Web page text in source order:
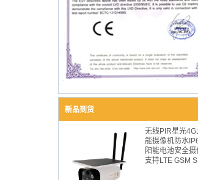
新品到货
无线PIR星光4G
能摄像机防水
阳能电池安全摄
支持LTE GSM